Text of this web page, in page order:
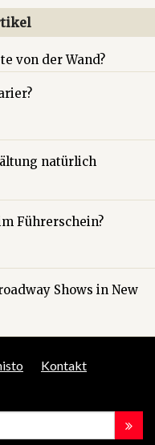
von der Wand?
natürlich
Führerschein?
Shows in New
Kontakt